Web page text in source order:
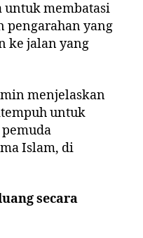
untuk membatasi
pengarahan yang
ke jalan yang
menjelaskan
untuk
Islam, di
secara